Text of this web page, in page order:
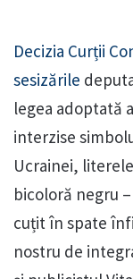
Decizia Curții
sesizările
legea adoptată
interzise
Ucrainei,
bicoloră negru
cuțit în spate
nostru de